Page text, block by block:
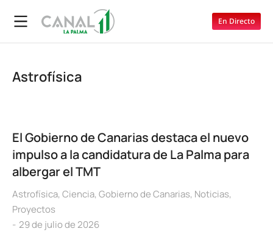
En Directo
Astrofísica
El Gobierno de Canarias destaca el nuevo
impulso a la candidatura de La Palma para
albergar el TMT
Astrofísica, Ciencia, Gobierno de Canarias, Noticias,
Proyectos
29 de julio de 2026